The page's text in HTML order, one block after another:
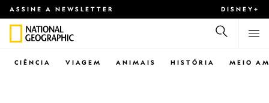
ASSINE A NEWSLETTER DISNEY+
CIÊNCIA VIAGEM ANIMAIS HISTÓRIA MEIO